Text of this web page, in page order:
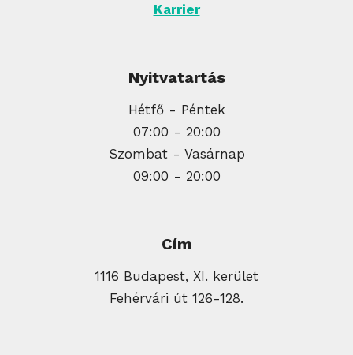
Karrier
Nyitvatartás
Hétfő - Péntek
07:00 - 20:00
Szombat - Vasárnap
09:00 - 20:00
Cím
1116 Budapest, XI. kerület
Fehérvári út 126-128.